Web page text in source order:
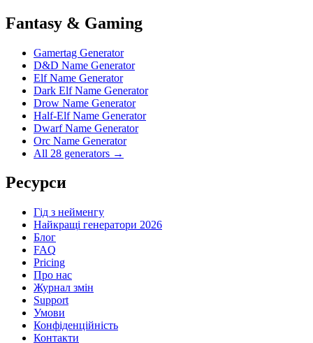
Fantasy & Gaming
Gamertag Generator
D&D Name Generator
Elf Name Generator
Dark Elf Name Generator
Drow Name Generator
Half-Elf Name Generator
Dwarf Name Generator
Orc Name Generator
All 28 generators →
Ресурси
Гід з нейменгу
Найкращі генератори 2026
Блог
FAQ
Pricing
Про нас
Журнал змін
Support
Умови
Конфіденційність
Контакти